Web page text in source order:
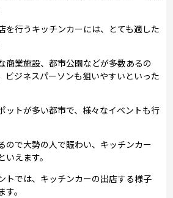
を行うキッチンカーには、とても適した
商業施設、都市公園などが多数あるの
ビジネスパーソンも狙いやすいといった
ットが多い都市で、様々なイベントも行
ので大勢の人で賑わい、キッチンカー
えます。
トでは、キッチンカーの出店する様子
。